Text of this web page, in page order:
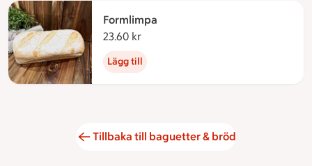
Formlimpa
23.60 kr
Lägg till
Tillbaka till baguetter & bröd